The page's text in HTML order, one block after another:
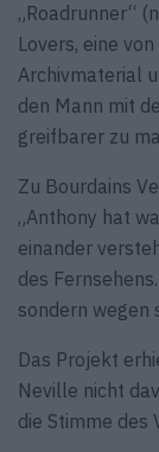
„Roadrunner“
Lovers, eine
Archivmaterial
den Mann mit
greifbarer zu
Zu Bourdains
„Anthony hat
einander
des
sondern wegen
Das Projekt
Neville nicht
die Stimme des